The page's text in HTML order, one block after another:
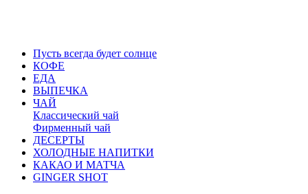
Пусть всегда будет солнце
КОФЕ
ЕДА
ВЫПЕЧКА
ЧАЙ
Классический чай
Фирменный чай
ДЕСЕРТЫ
ХОЛОДНЫЕ НАПИТКИ
КАКАО И МАТЧА
GINGER SHOT